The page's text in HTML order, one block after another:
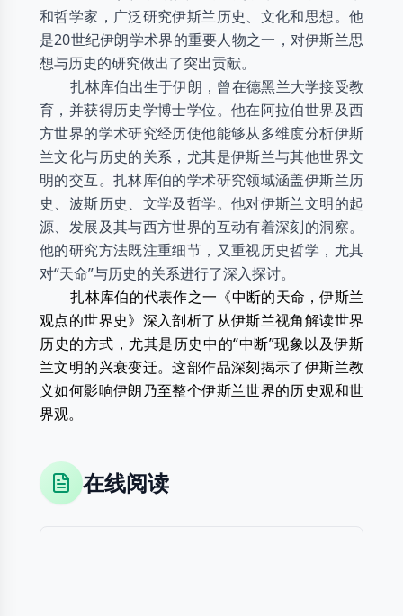
和哲学家，广泛研究伊斯兰历史、文化和思想。他
是20世纪伊朗学术界的重要人物之一，对伊斯兰思
想与历史的研究做出了突出贡献。
扎林库伯出生于伊朗，曾在德黑兰大学接受教
育，并获得历史学博士学位。他在阿拉伯世界及西
方世界的学术研究经历使他能够从多维度分析伊斯
兰文化与历史的关系，尤其是伊斯兰与其他世界文
明的交互。扎林库伯的学术研究领域涵盖伊斯兰历
史、波斯历史、文学及哲学。他对伊斯兰文明的起
源、发展及其与西方世界的互动有着深刻的洞察。
他的研究方法既注重细节，又重视历史哲学，尤其
对“天命”与历史的关系进行了深入探讨。
扎林库伯的代表作之一《中断的天命，伊斯兰
观点的世界史》深入剖析了从伊斯兰视角解读世界
历史的方式，尤其是历史中的“中断”现象以及伊斯
兰文明的兴衰变迁。这部作品深刻揭示了伊斯兰教
义如何影响伊朗乃至整个伊斯兰世界的历史观和世
界观。
在线阅读